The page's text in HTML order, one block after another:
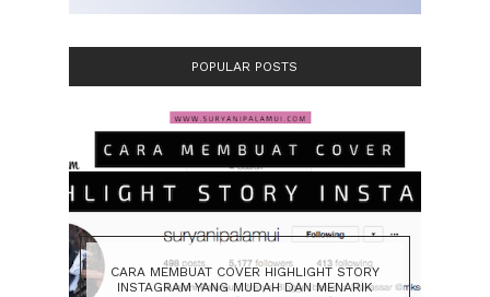
POPULAR POSTS
CARA MEMBUAT COVER HIGHLIGHT STORY
INSTAGRAM YANG MUDAH DAN MENARIK